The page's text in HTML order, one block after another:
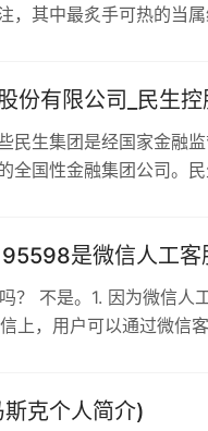
，其中最炙手可热的当
份有限公司_民生
民生集团是经国家金融
全国性金融集团公司。
是微信人工客
？ 不是。1. 因为微信
上，用户可以通过微信
克个人简介)